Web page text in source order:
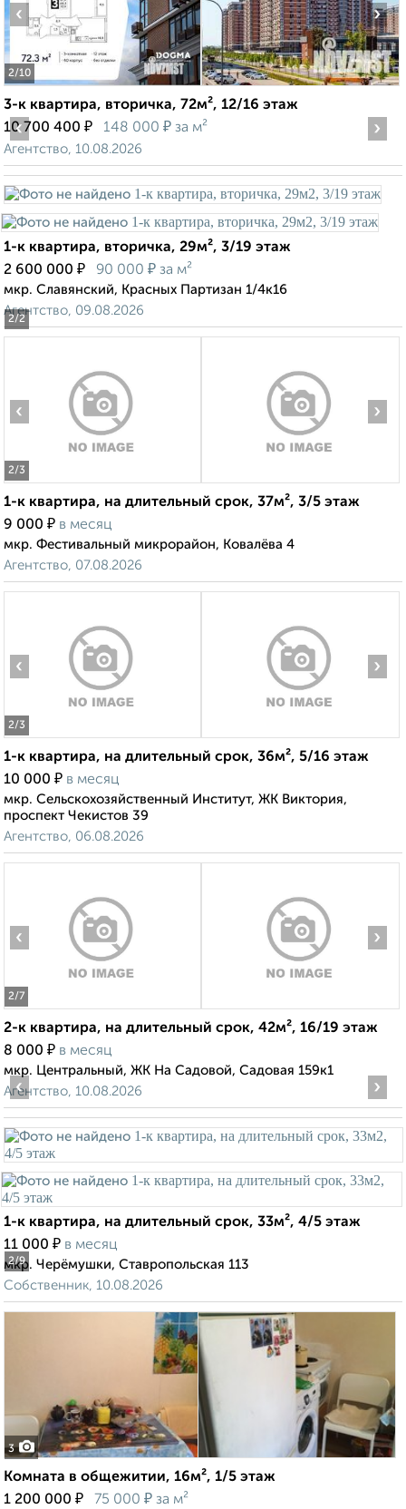
2/10
‹ ›
3-к квартира, вторичка, 72м², 12/16 этаж
10 700 400 ₽ 148 000 ₽ за м²
Агентство, 10.08.2026
2/2
‹ ›
1-к квартира, вторичка, 29м², 3/19 этаж
2 600 000 ₽ 90 000 ₽ за м²
мкр. Славянский, Красных Партизан 1/4к16
Агентство, 09.08.2026
2/3
‹ ›
1-к квартира, на длительный срок, 37м², 3/5 этаж
9 000 ₽ в месяц
мкр. Фестивальный микрорайон, Ковалёва 4
Агентство, 07.08.2026
2/3
‹ ›
1-к квартира, на длительный срок, 36м², 5/16 этаж
10 000 ₽ в месяц
мкр. Сельскохозяйственный Институт, ЖК Виктория,
проспект Чекистов 39
Агентство, 06.08.2026
2/7
‹ ›
2-к квартира, на длительный срок, 42м², 16/19 этаж
8 000 ₽ в месяц
мкр. Центральный, ЖК На Садовой, Садовая 159к1
Агентство, 10.08.2026
2/9
‹ ›
1-к квартира, на длительный срок, 33м², 4/5 этаж
11 000 ₽ в месяц
мкр. Черёмушки, Ставропольская 113
Собственник, 10.08.2026
3
Комната в общежитии, 16м², 1/5 этаж
1 200 000 ₽ 75 000 ₽ за м²